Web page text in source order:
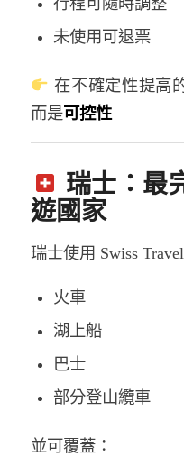
行程可隨時調整
未使用可退票
在不確定性提高
而是可控性
瑞士：最
遊國家
瑞士使用 Swiss
火車
湖上船
巴士
部分登山纜車
並可覆蓋：